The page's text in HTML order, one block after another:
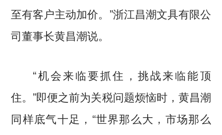
至有客户主动加价。”浙江昌潮文具有限公
司董事长黄昌潮说。
“机会来临要抓住，挑战来临能顶
住。”即便之前为关税问题烦恼时，黄昌潮
同样底气十足，“世界那么大，市场那么